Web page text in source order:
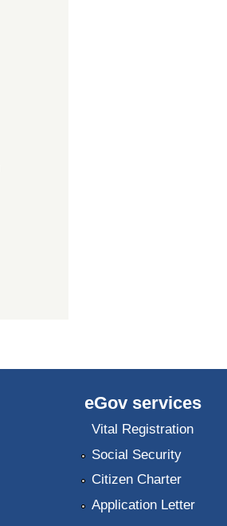
eGov services
Vital Registration
Social Security
Citizen Charter
Application Letter